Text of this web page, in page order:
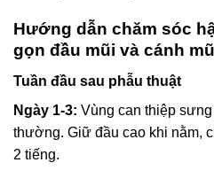
Hướng dẫn chăm sóc
gọn đầu mũi và cánh
Tuần đầu sau phẫu thuật
Ngày 1-3: Vùng can thiệp
thường. Giữ đầu cao khi nằm,
2 tiếng.